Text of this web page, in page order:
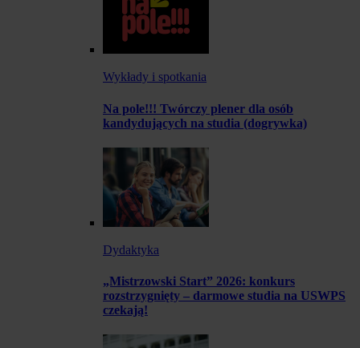
Wykłady i spotkania
Na pole!!! Twórczy plener dla osób
kandydujących na studia (dogrywka)
Dydaktyka
„Mistrzowski Start” 2026: konkurs
rozstrzygnięty – darmowe studia na USWPS
czekają!